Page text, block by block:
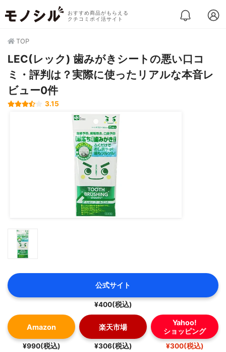
おすすめ商品がもらえる
クチコミポイ活サイト
TOP
LEC(レック) 歯みがきシートの悪い口コ
ミ・評判は？実際に使ったリアルな本音レ
ビュー0件
3.15
公式サイト
¥400(税込)
Amazon
¥990(税込)
楽天市場
¥306(税込)
Yahoo!
ショッピング
¥300(税込)